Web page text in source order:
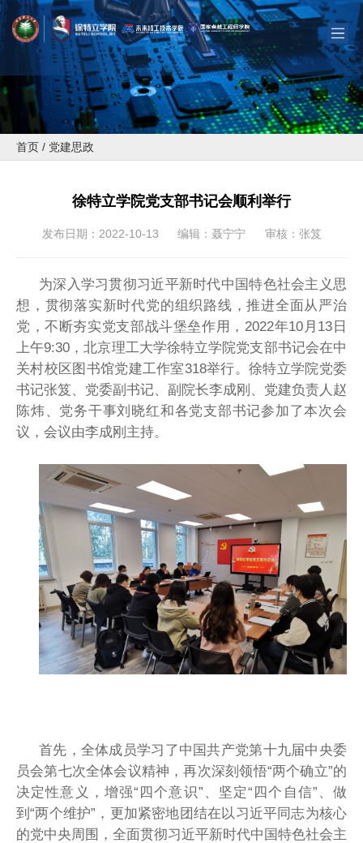
首页 / 党建思政
徐特立学院党支部书记会顺利举行
发布日期：2022-10-13 编辑：聂宁宁 审核：张笈
为深入学习贯彻习近平新时代中国特色社会主义思
想，贯彻落实新时代党的组织路线，推进全面从严治
党，不断夯实党支部战斗堡垒作用，2022年10月13日
上午9:30，北京理工大学徐特立学院党支部书记会在中
关村校区图书馆党建工作室318举行。徐特立学院党委
书记张笈、党委副书记、副院长李成刚、党建负责人赵
陈炜、党务干事刘晓红和各党支部书记参加了本次会
议，会议由李成刚主持。
首先，全体成员学习了中国共产党第十九届中央委
员会第七次全体会议精神，再次深刻领悟“两个确立”的
决定性意义，增强“四个意识”、坚定“四个自信”、做
到“两个维护”，更加紧密地团结在以习近平同志为核心
的党中央周围，全面贯彻习近平新时代中国特色社会主